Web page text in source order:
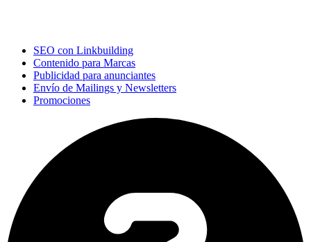
SEO con Linkbuilding
Contenido para Marcas
Publicidad para anunciantes
Envío de Mailings y Newsletters
Promociones